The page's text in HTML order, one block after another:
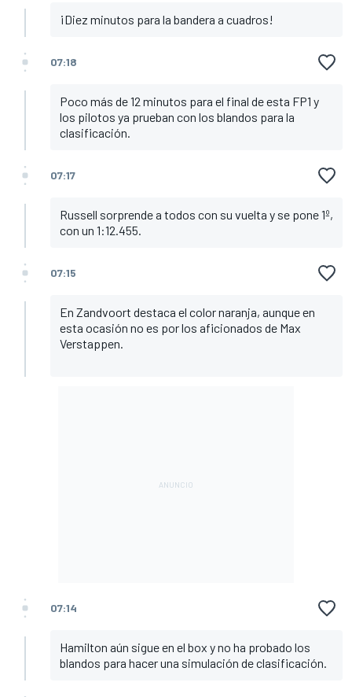
¡Diez minutos para la bandera a cuadros!
07:18
Poco más de 12 minutos para el final de esta FP1 y
los pilotos ya prueban con los blandos para la
clasificación.
07:17
Russell sorprende a todos con su vuelta y se pone 1º,
con un 1:12.455.
07:15
En Zandvoort destaca el color naranja, aunque en
esta ocasión no es por los aficionados de Max
Verstappen.
07:14
Hamilton aún sigue en el box y no ha probado los
blandos para hacer una simulación de clasificación.